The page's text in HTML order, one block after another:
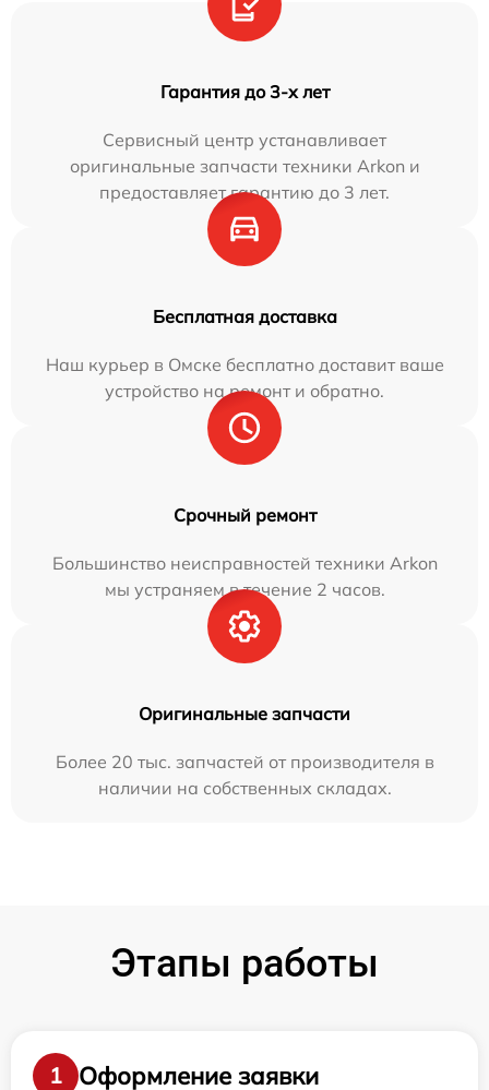
Гарантия до 3-х лет
Сервисный центр устанавливает
оригинальные запчасти техники Arkon и
предоставляет гарантию до 3 лет.
Бесплатная доставка
Наш курьер в Омске бесплатно доставит ваше
устройство на ремонт и обратно.
Срочный ремонт
Большинство неисправностей техники Arkon
мы устраняем в течение 2 часов.
Оригинальные запчасти
Более 20 тыс. запчастей от производителя в
наличии на собственных складах.
Этапы работы
1 Оформление заявки